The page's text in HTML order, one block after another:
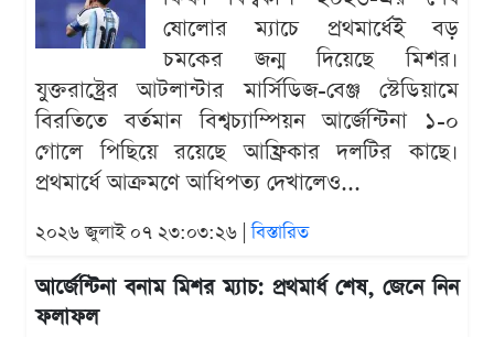
ষোলোর ম্যাচে প্রথমার্ধেই বড়
চমকের জন্ম দিয়েছে মিশর।
যুক্তরাষ্ট্রের আটলান্টার মার্সিডিজ-বেঞ্জ স্টেডিয়ামে
বিরতিতে বর্তমান বিশ্বচ্যাম্পিয়ন আর্জেন্টিনা ১-০
গোলে পিছিয়ে রয়েছে আফ্রিকার দলটির কাছে।
প্রথমার্ধে আক্রমণে আধিপত্য দেখালেও...
২০২৬ জুলাই ০৭ ২৩:০৩:২৬ |বিস্তারিত
আর্জেন্টিনা বনাম মিশর ম্যাচ: প্রথমার্ধ শেষ, জেনে নিন
ফলাফল